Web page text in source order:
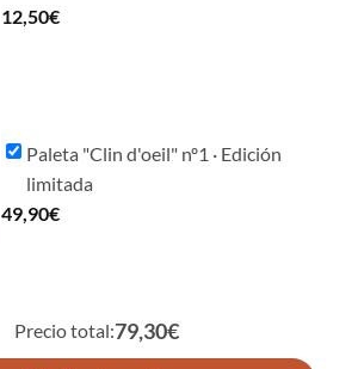
12,50€
Paleta "Clin d'oeil" nº1 · Edición
limitada
49,90€
Precio total:79,30€